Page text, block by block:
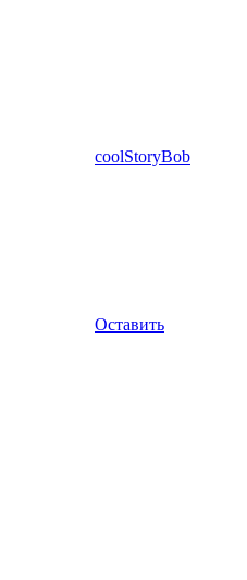
coolStoryBob
Оставить